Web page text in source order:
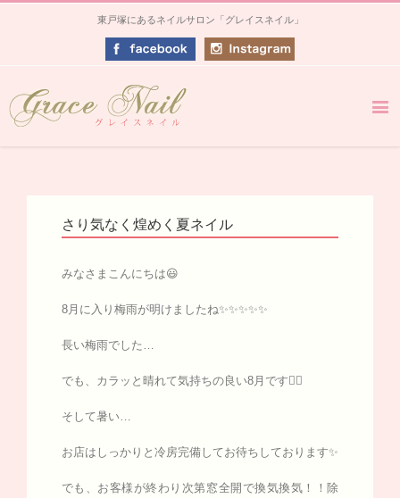
東戸塚にあるネイルサロン「グレイスネイル」
さり気なく煌めく夏ネイル
みなさまこんにちは😃
8月に入り梅雨が明けましたね✨✨✨✨✨
長い梅雨でした…
でも、カラッと晴れて気持ちの良い8月です👍🏻
そして暑い…
お店はしっかりと冷房完備してお待ちしております✨
でも、お客様が終わり次第窓全開で換気換気！！除